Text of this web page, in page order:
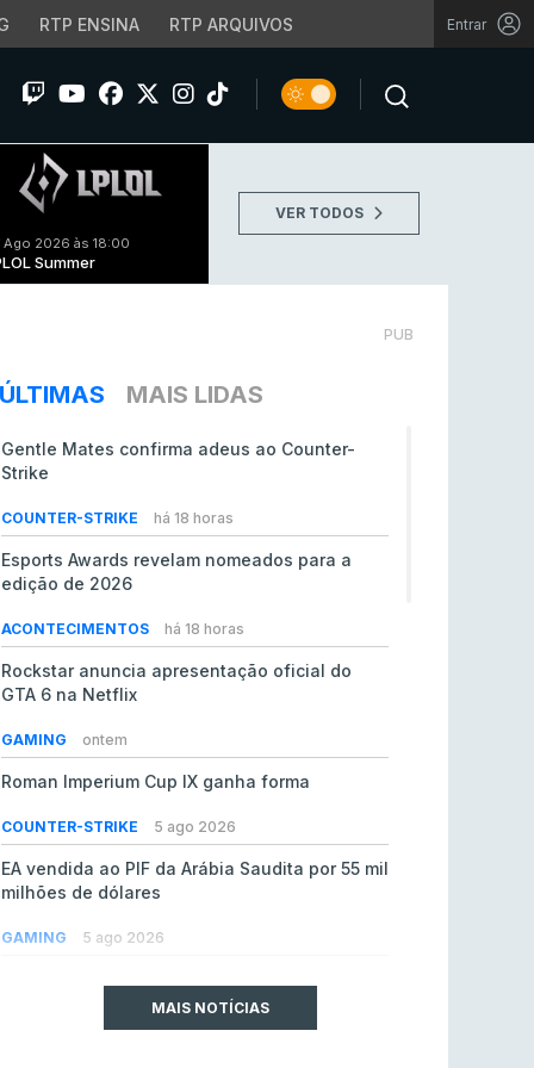
RTP ENSINA RTP ARQUIVOS Entrar
Ago 2026 às 18:00
Summer
VER TODOS
PUB
ÚLTIMAS MAIS LIDAS
Gentle Mates confirma adeus ao Counter-
Strike
COUNTER-STRIKE há 18 horas
Esports Awards revelam nomeados para a
edição de 2026
ACONTECIMENTOS há 18 horas
Rockstar anuncia apresentação oficial do
GTA 6 na Netflix
GAMING ontem
Roman Imperium Cup IX ganha forma
COUNTER-STRIKE 5 ago 2026
EA vendida ao PIF da Arábia Saudita por 55 mil
milhões de dólares
GAMING 5 ago 2026
MAIS NOTÍCIAS